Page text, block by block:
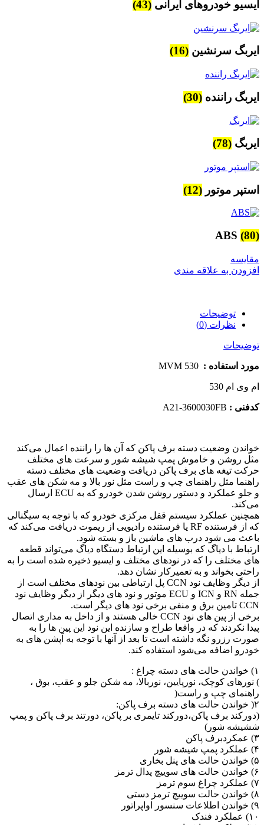
ایسیو خودروهای ایرانی (43)
ایربگ سرنشین (16)
ایربگ راننده (30)
ایربگ (78)
استپر موتور (12)
ABS (80)
مقایسه
افزودن به علاقه مندی
توضیحات
نظرات (0)
توضیحات
مورد استفاده :
ام وی ام 530
کدفنی : A21-3600030FB
خواندن وضعیت دسته برف پاکن که آن ها را راننده اعمال می‌کند
مثل روشن و خاموش پمپ شیشه شور و سرعت های مختلف
حرکت تیغه های برف پاکن دریافت وضعیت های مختلف دسته
راهنما مثل راهنمای چپ و راست مثل نور بالا و مه شکن های عقب
و جلو عملکرد و دستور روشن شدن خودرو که به ECU ارسال
می‌کند.
همچنین عملکرد سیستم قفل مرکزی خودرو که با توجه به سیگنالی
که از فرستنده RF یا فرستنده رادیویی از ریموت دریافت می‌کند که
باعث می شود درب های ماشین باز و بسته شود.
ارتباط با دیاگ که بوسیله این ارتباط دستگاه دیاگ می‌تواند قطعه
های مختلف را که در نودهای مختلف و ایسیو ذخیره شده است را به
راحتی بخواند و به تعمیرکار نشان دهد.
از دیگر وظایف نود CCN پل ارتباطی بین نودهای مختلف است از
جمله RN و ICN و ECU موتور و نود های دیگر از دیگر وظایف نود
CCN تامین برق و منفی برخی نود های دیگر است.
برخی از پین های نود CCN خالی هستند و از داخل به مداری اتصال
پیدا نکردند که در واقعا طراح و سازنده این نود این پین ها را به
صورت رزرو نگه داشته است تا بعد از آنها با توجه به آپشن های به
خودرو اضافه می‌شود استفاده کند.
۱) خواندن حالت های دسته چراغ :
) نورهای کوچک، نورپایین، نوربالا، مه شکن جلو و عقب، بوق ،
راهنمای چپ و راست(
۲( خواندن حالت های دسته برف پاکن:
(دورکند برف پاکن،دورکند تایمری بر پاکن، دورتند برف پاکن و پمپ
ششیشه شور)
۳) عمکردبرف پاکن
۴) عملکرد پمپ شیشه شور
۵) خواندن حالت های پنل بخاری
۶) خواندن حالت های سوییچ پدال ترمز
۷) عملکرد چراغ سوم ترمز
۸) خواندن حالت سوییچ ترمز دستی
۹) خواندن اطلاعات سنسور اواپراتور
۱۰) عملکرد فندک